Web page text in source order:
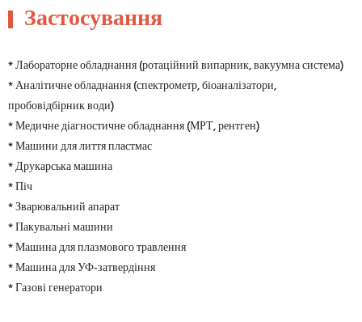
Застосування
* Лабораторне обладнання (ротаційний випарник, вакуумна система)
* Аналітичне обладнання (спектрометр, біоаналізатори,
пробовідбірник води)
* Медичне діагностичне обладнання (МРТ, рентген)
* Машини для лиття пластмас
* Друкарська машина
* Піч
* Зварювальний апарат
* Пакувальні машини
* Машина для плазмового травлення
* Машина для УФ-затвердіння
* Газові генератори